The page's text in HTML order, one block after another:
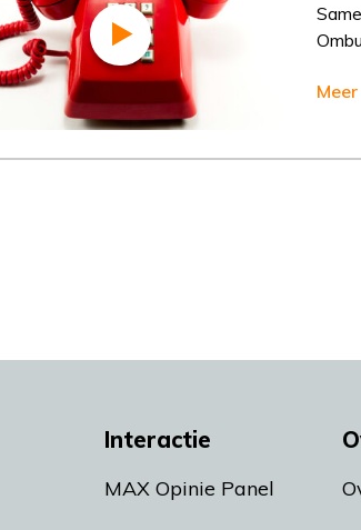
Meer
Interactie
MAX Opinie Panel